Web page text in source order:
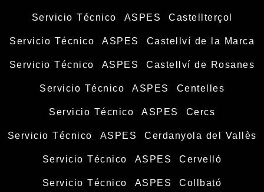
Servicio Técnico ASPES Castellterçol
Servicio Técnico ASPES Castellví de la Marca
Servicio Técnico ASPES Castellví de Rosanes
Servicio Técnico ASPES Centelles
Servicio Técnico ASPES Cercs
Servicio Técnico ASPES Cerdanyola del Vallès
Servicio Técnico ASPES Cervelló
Servicio Técnico ASPES Collbató